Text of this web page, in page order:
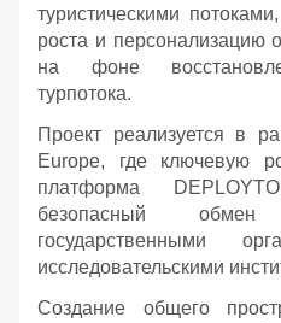
туристическими
роста и персонализацию
на фоне
турпотока.
Проект реализуется в
Europe, где ключевую
платформа
безопасный
государственными
исследовательскими
Создание общего